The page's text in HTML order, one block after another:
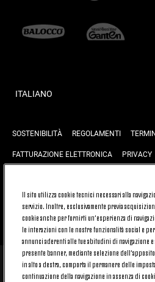
ITALIANO
SOSTENIBILITÀ REGOLAMENTI
FATTURAZIONE ELETTRONICA PRIVACY
TORNA SU
© 2026 Juventus Football Club S.p.A.
Il sito utilizza cookie tecnici necessari alla
servizio. Inoltre, esclusivamente previa
cookie anche per fornirti un’esperienza di
le interazioni con le nostre funzionalità social e
annunci aderenti alle tue abitudini di navigazione
presente banner, mediante selezione
in alto a destra, comporta il permanere delle
continuazione della navigazione in assenza di